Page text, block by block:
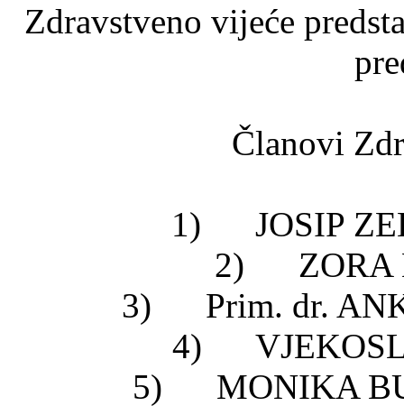
Zdravstveno vijeće
Članovi
1) JOSIP
2) ZORA
3) Prim. dr.
4)
5) MONIKA